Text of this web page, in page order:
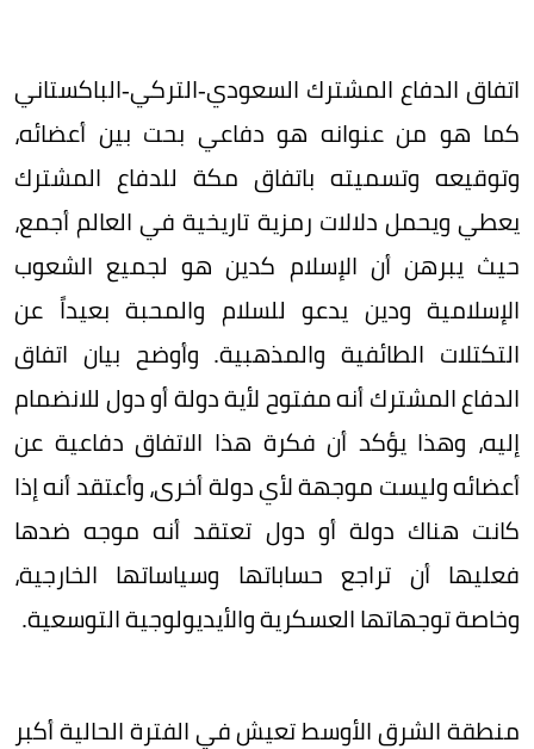
اتفاق الدفاع المشترك السعودي-التركي-الباكستاني
كما هو من عنوانه هو دفاعي بحت بين أعضائه،
وتوقيعه وتسميته باتفاق مكة للدفاع المشترك
يعطي ويحمل دلالات رمزية تاريخية في العالم أجمع،
حيث يبرهن أن الإسلام كدين هو لجميع الشعوب
الإسلامية ودين يدعو للسلام والمحبة بعيداً عن
التكتلات الطائفية والمذهبية. وأوضح بيان اتفاق
الدفاع المشترك أنه مفتوح لأية دولة أو دول للانضمام
إليه، وهذا يؤكد أن فكرة هذا الاتفاق دفاعية عن
أعضائه وليست موجهة لأي دولة أخرى، وأعتقد أنه إذا
كانت هناك دولة أو دول تعتقد أنه موجه ضدها
فعليها أن تراجع حساباتها وسياساتها الخارجية،
وخاصة توجهاتها العسكرية والأيديولوجية التوسعية.
منطقة الشرق الأوسط تعيش في الفترة الحالية أكبر